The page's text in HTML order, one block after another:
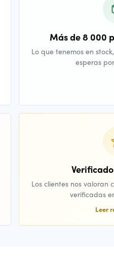
Más de 8 000
Lo que tenemos en
esperas
Los clientes nos valoran
verificadas
Leer